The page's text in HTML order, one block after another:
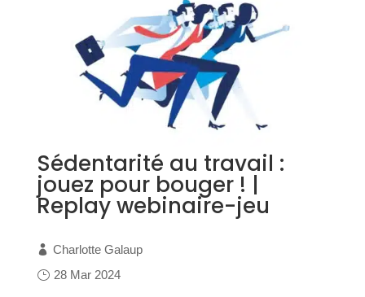
Sédentarité au travail :
jouez pour bouger ! |
Replay webinaire-jeu
Charlotte Galaup
28 Mar 2024